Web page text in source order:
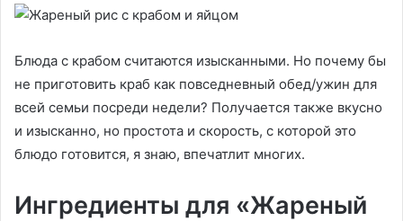
Блюда с крабом считаются изысканными. Но почему бы
не приготовить краб как повседневный обед/ужин для
всей семьи посреди недели? Получается также вкусно
и изысканно, но простота и скорость, с которой это
блюдо готовится, я знаю, впечатлит многих.
Ингредиенты для «Жареный